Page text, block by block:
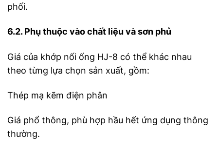
phối.
6.2. Phụ thuộc vào chất liệu và sơn phủ
Giá của khớp nối ống HJ-8 có thể khác nhau
theo từng lựa chọn sản xuất, gồm:
Thép mạ kẽm điện phân
Giá phổ thông, phù hợp hầu hết ứng dụng thông
thường.